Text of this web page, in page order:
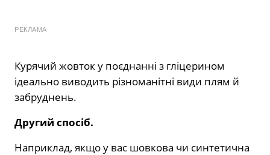
РЕКЛАМА
Курячий жовток у поєднанні з гліцерином
ідеально виводить різноманітні види плям й
забруднень.
Другий спосіб.
Наприклад, якщо у вас шовкова чи синтетична